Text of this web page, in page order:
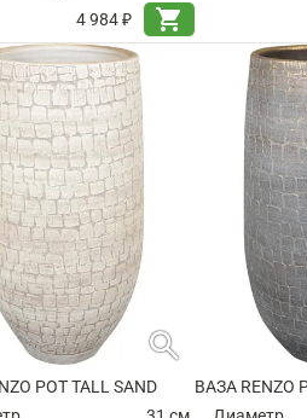
4 984 ₽
shopping_cart
search
POT TALL SAND